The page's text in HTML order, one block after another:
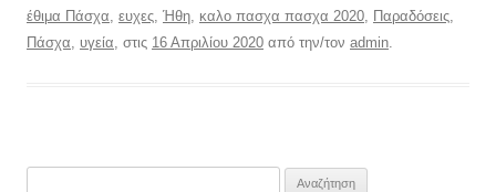
έθιμα Πάσχα, ευχες, Ήθη, καλο πασχα πασχα 2020, Παραδόσεις,
Πάσχα, υγεία, στις 16 Απριλίου 2020 από την/τον admin.